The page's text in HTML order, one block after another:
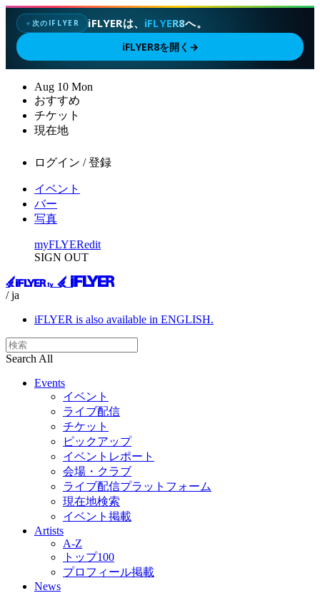
✦次のIFLYER iFLYERは、 iFLYER8へ。
iFLYER8を開く →
Aug 10 Mon
おすすめ
チケット
現在地
ログイン / 登録
イベント
バー
写真
myFLYERedit
SIGN OUT
/ ja
iFLYER is also available in ENGLISH.
Search All
Events
イベント
ライブ配信
チケット
ピックアップ
イベントレポート
会場・クラブ
ライブ配信プラットフォーム
現在地検索
イベント掲載
Artists
A-Z
トップ100
プロフィール掲載
News